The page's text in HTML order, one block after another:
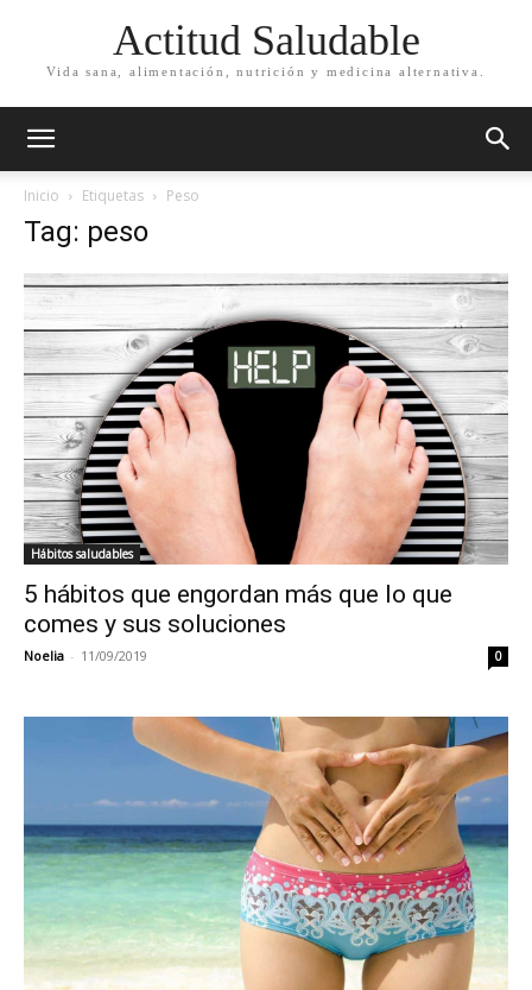
Actitud Saludable
Vida sana, alimentación, nutrición y medicina alternativa.
Inicio Etiquetas Peso
Tag: peso
Hábitos saludables
5 hábitos que engordan más que lo que
comes y sus soluciones
Noelia - 11/09/2019 0